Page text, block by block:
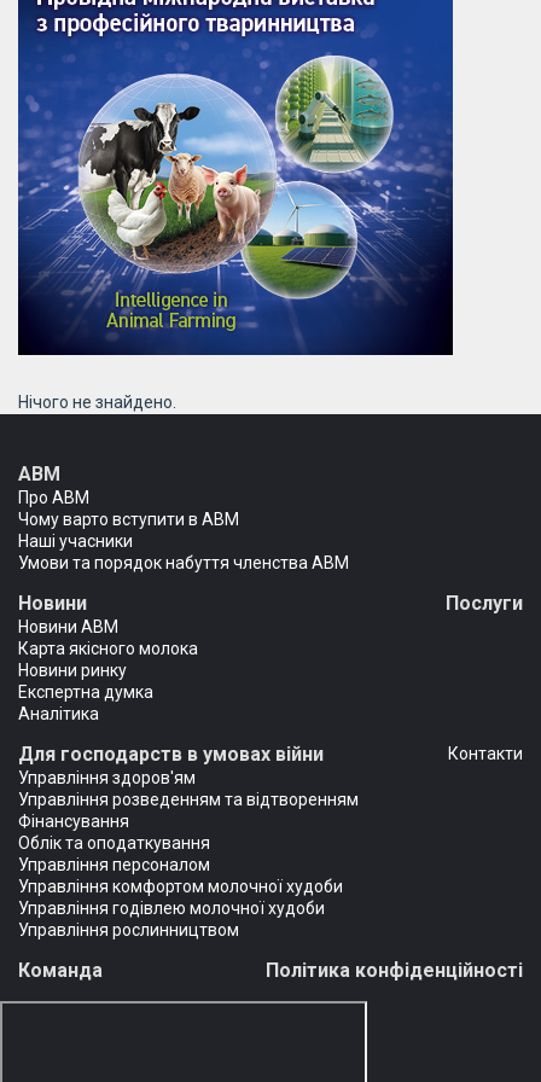
Нічого не знайдено.
АВМ
Про АВМ
Чому варто вступити в АВМ
Наші учасники
Умови та порядок набуття членства АВМ
Новини
Новини АВМ
Карта якісного молока
Новини ринку
Експертна думка
Аналітика
Послуги
Для господарств в умовах війни
Управління здоров'ям
Управління розведенням та відтворенням
Фінансування
Облік та оподаткування
Управління персоналом
Управління комфортом молочної худоби
Управління годівлею молочної худоби
Управління рослинництвом
Контакти
Команда Політика конфіденційності